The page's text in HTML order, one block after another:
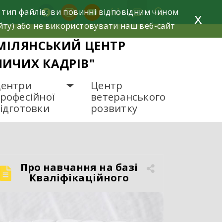
facebookinstagramyoutube
ЦЕНТР
КАДРІВ"
Центр
ветеранського
розвитку
Про навчання на базі
Кваліфікаційного
центру
файлів, ви повинні відповідним чином
або не використовувати наш веб-сайт
x